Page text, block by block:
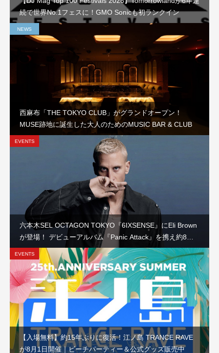
続で世界No.1フェスに！GMO Sonicも初ランクイン
NEWS
西麻布「THE TOKYO CLUB」がグランドオープン！
MUSE跡地に誕生した大人のためのMUSIC BAR & CLUB
EVENTS
六本木SEL OCTAGON TOKYO『6IXSENSE』にEli Brown
が登場！ デビューアルバム『Panic Attack』を携え約8か
月ぶりの来日公演
EVENTS
【入場無料】約15年ぶりに復活！江ノ島 TRANCE RAVE
が8月1日開催｜ビーチパーティー＆公式グッズ販売中